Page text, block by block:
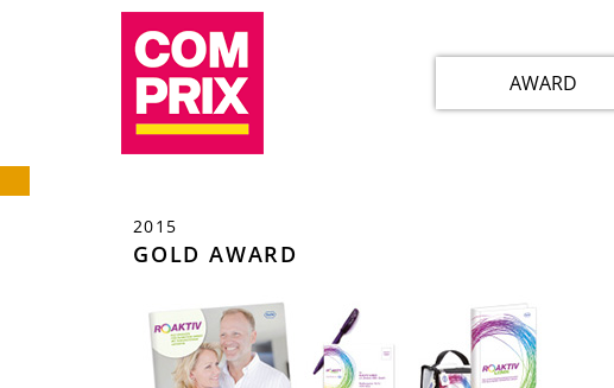
AWARD
2015
GOLD AWARD